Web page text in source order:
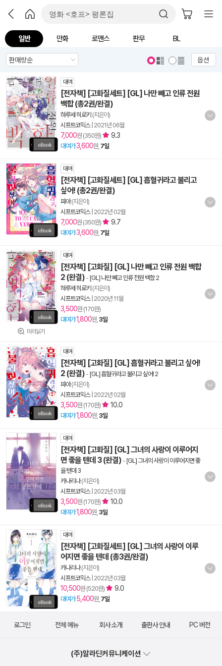
일반 만화 로맨스 판무 BL
옵션
대여
[전자책] [고화질세트] [GL] 나만 빼고 인류 전원
백합 (총2권/완결)
하루세 히로키 (지은이)
시프트코믹스| 2021년 06월
7,000원 (350원) 9.3
대여가3,600원, 7일
대여
[전자책] [고화질세트] [GL] 흡혈귀라고 불리고
싶어! (총2권/완결)
퍄아(지은이)
시프트코믹스| 2022년 02월
7,000원 (350원) 9.7
대여가3,600원, 7일
미리읽기
대여
[전자책] [고화질] [GL] 나만 빼고 인류 전원 백합
2 (완결) - [GL] 나만 빼고 인류 전원 백합 2
하루세 히로키 (지은이)
시프트코믹스| 2020년 11월
3,500원 (170원)
대여가1,800원, 3일
대여
[전자책] [고화질] [GL] 흡혈귀라고 불리고 싶어!
2 (완결) - [GL] 흡혈귀라고 불리고 싶어! 2
퍄아(지은이)
시프트코믹스| 2022년 02월
3,500원 (170원) 10.0
대여가1,800원, 3일
대여
[전자책] [고화질] [GL] 그녀의 사랑이 이루어지
면 좋을 텐데 3 (완결) - [GL] 그녀의 사랑이 이루어지면 좋
을 텐데 3
카나리나(지은이)
시프트코믹스| 2022년 03월
3,500원 (170원) 10.0
대여가1,800원, 3일
대여
[전자책] [고화질세트] [GL] 그녀의 사랑이 이루
어지면 좋을 텐데 (총3권/완결)
카나리나(지은이)
시프트코믹스| 2022년 03월
10,500원 (520원) 9.0
대여가 5,400원, 7일
로그인 전체 메뉴 회사 소개 출판사 안내 PC 버전
(주)알라딘커뮤니케이션